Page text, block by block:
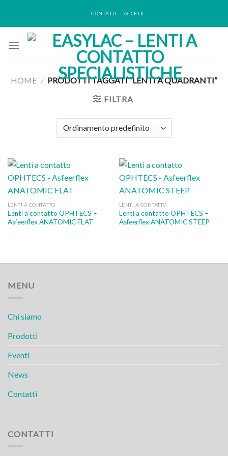
CONTATTI ACCEDI
HOME / PRODOTTI TAGGATI “LENTI A QUADRANTI”
FILTRA
LENTI A CONTATTO
Lenti a contatto OPHTECS –
Asfeerflex ANATOMIC FLAT
LENTI A CONTATTO
Lenti a contatto OPHTECS –
Asfeerflex ANATOMIC STEEP
MENU
Chi siamo
Prodotti
Eventi
News
Contatti
CONTATTI